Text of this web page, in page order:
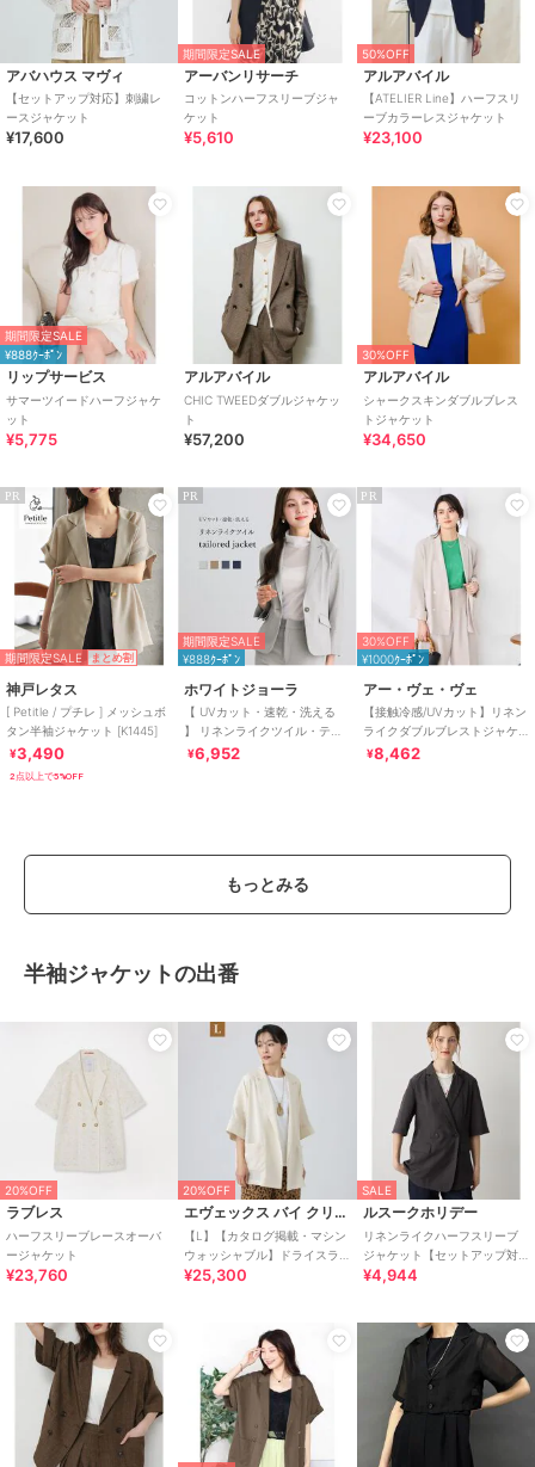
アバハウス マヴィ
【セットアップ対応】刺繍レ
ースジャケット
¥17,600
期間限定SALE
アーバンリサーチ
コットンハーフスリーブジャ
ケット
¥5,610
50%OFF
アルアバイル
【ATELIER Line】ハーフスリ
ーブカラーレスジャケット
¥23,100
期間限定SALE
¥888ｸｰﾎﾟﾝ
リップサービス
サマーツイードハーフジャケ
ット
¥5,775
アルアバイル
CHIC TWEEDダブルジャケッ
ト
¥57,200
30%OFF
アルアバイル
シャークスキンダブルブレス
トジャケット
¥34,650
PR
期間限定SALE まとめ割
神戸レタス
[ Petitle / プチレ ] メッシュボ
タン半袖ジャケット [K1445]
¥3,490
2点以上で5%OFF
PR
期間限定SALE
¥888ｸｰﾎﾟﾝ
ホワイトジョーラ
【 UVカット・速乾・洗える
】 リネンライクツイル・テー
ラードジャケット
¥6,952
PR
30%OFF
¥1000ｸｰﾎﾟﾝ
アー・ヴェ・ヴェ
【接触冷感/UVカット】リネン
ライクダブルブレストジャケ
ット【セットアップ対応/アン
¥8,462
もっとみる
半袖ジャケットの出番
20%OFF
ラブレス
ハーフスリーブレースオーバ
ージャケット
¥23,760
20%OFF
エヴェックス バイ クリツィア
【L】【カタログ掲載・マシン
ウォッシャブル】ドライスラ
ブハーフスリーブジャケット
¥25,300
SALE
ルスークホリデー
リネンライクハーフスリーブ
ジャケット【セットアップ対
応】
¥4,944